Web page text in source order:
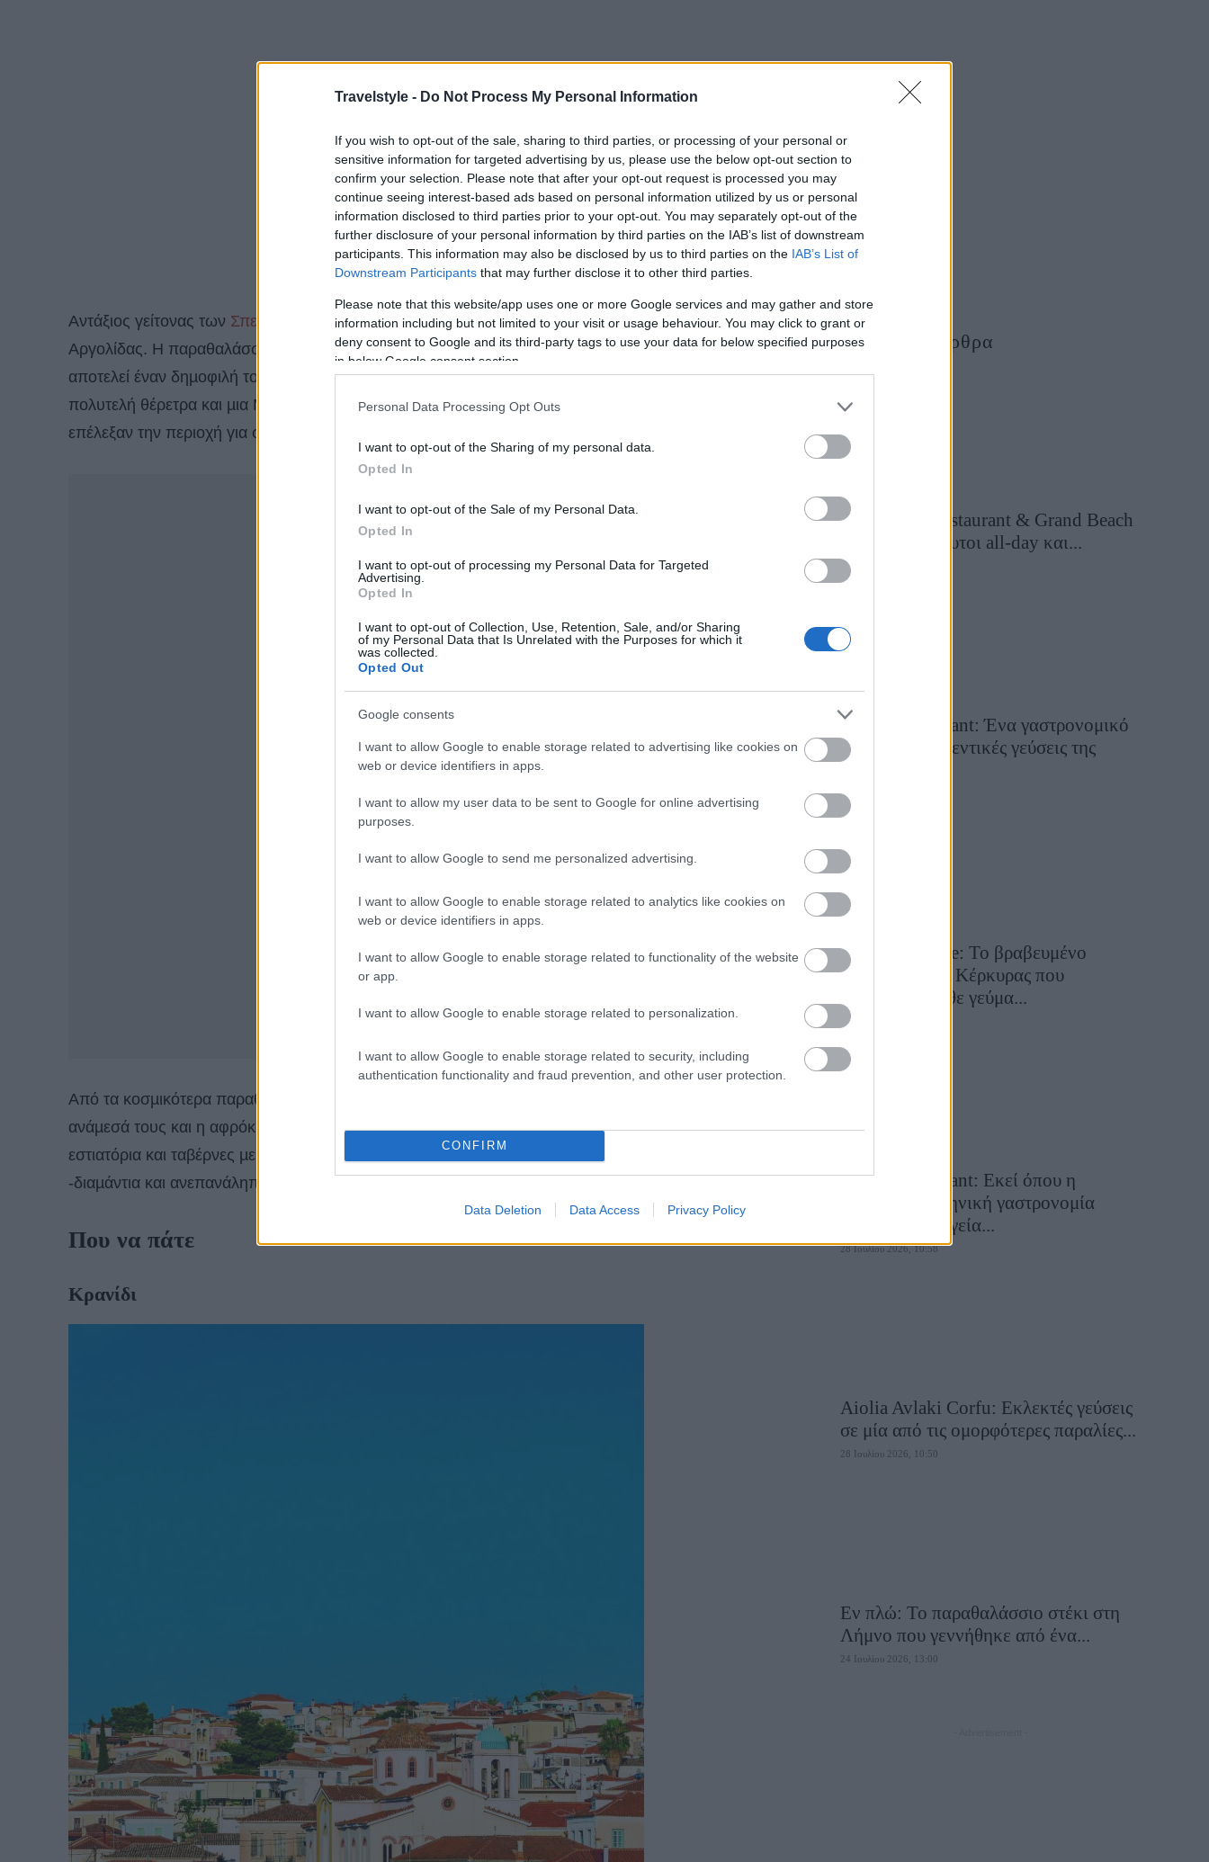
Travelstyle - Do Not Process My Personal Information
If you wish to opt-out of the sale, sharing to third parties, or processing of your personal or
sensitive information for targeted advertising by us, please use the below opt-out section to
confirm your selection. Please note that after your opt-out request is processed you may
continue seeing interest-based ads based on personal information utilized by us or personal
information disclosed to third parties prior to your opt-out. You may separately opt-out of the
further disclosure of your personal information by third parties on the IAB’s list of downstream
participants. This information may also be disclosed by us to third parties on the IAB’s List of
Downstream Participants that may further disclose it to other third parties.
Please note that this website/app uses one or more Google services and may gather and store
information including but not limited to your visit or usage behaviour. You may click to grant or
deny consent to Google and its third-party tags to use your data for below specified purposes
in below Google consent section.
Personal Data Processing Opt Outs
I want to opt-out of the Sharing of my personal data.
Opted In
I want to opt-out of the Sale of my Personal Data.
Opted In
I want to opt-out of processing my Personal Data for Targeted
Advertising.
Opted In
I want to opt-out of Collection, Use, Retention, Sale, and/or Sharing
of my Personal Data that Is Unrelated with the Purposes for which it
was collected.
Opted Out
Google consents
I want to allow Google to enable storage related to advertising like cookies on
web or device identifiers in apps.
I want to allow my user data to be sent to Google for online advertising
purposes.
I want to allow Google to send me personalized advertising.
I want to allow Google to enable storage related to analytics like cookies on
web or device identifiers in apps.
I want to allow Google to enable storage related to functionality of the website
or app.
I want to allow Google to enable storage related to personalization.
I want to allow Google to enable storage related to security, including
authentication functionality and fraud prevention, and other user protection.
CONFIRM
Data Deletion Data Access Privacy Policy
Αντάξιος γείτονας των Σπετσών είναι τοΠόρτο Χέλι, µια κοσµοπολίτικη γωνιά στον οµώνυµο όρµο της
Αργολίδας. Η παραθαλάσσια κωµόπολη χτισµένη στα ερείπια της αρχαίας πολιτείας των Αλιέων,
αποτελεί έναν δηµοφιλή τουριστικό προορισµό µε νυχτερινή ζωή, πολυτελή αύρα, καλόγουστες βίλες,
πολυτελή θέρετρα και µια Μαρίνα όπου «ξεκουράζονται» σκάφη και ιστιοπλοϊκά από επισκέπτες που
επέλεξαν την περιοχή για στιγµές ανάπαυλας και διασκέδασης.
Από τα κοσµικότερα παραθεριστικά στέκια µαζί µε το Ναύπλιο, συγκεντρώνει πλήθος τουριστών,
ανάµεσά τους και η αφρόκρεµα της κοσµικής ζωής που εδώ βρίσκουν τα πάντα: απέραντο ήλιο,
εστιατόρια και ταβέρνες µε ωραίο φαγητό, παραλίες µε διάφανα νερά, διαµονή σε ξενοδοχεία
-διαµάντια και ανεπανάληπτες εµπειρίες και συγκινήσεις.
Που να πάτε
Κρανίδι
Τελευταία Άρθρα
Grand Asia Restaurant & Grand Beach
Club: Οι απόλυτοι all-day και...
12 ώρες πριν
Tsapis Restaurant: Ένα γαστρονομικό
ταξίδι στις αυθεντικές γεύσεις της
29 Ιουλίου 2026, 9:54
Toula’s Seaside: Το βραβευμένο
εστιατόριο της Κέρκυρας που
μετατρέπει κάθε γεύμα...
28 Ιουλίου 2026, 11:05
Cavos Restaurant: Εκεί όπου η
αυθεντική ελληνική γαστρονομία
συναντά τη μαγεία...
28 Ιουλίου 2026, 10:58
Aiolia Avlaki Corfu: Εκλεκτές γεύσεις
σε μία από τις ομορφότερες παραλίες...
28 Ιουλίου 2026, 10:50
Εν πλώ: Το παραθαλάσσιο στέκι στη
Λήμνο που γεννήθηκε από ένα...
24 Ιουλίου 2026, 13:00